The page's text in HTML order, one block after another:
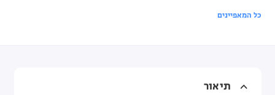
כל המאפיינים
תיאור